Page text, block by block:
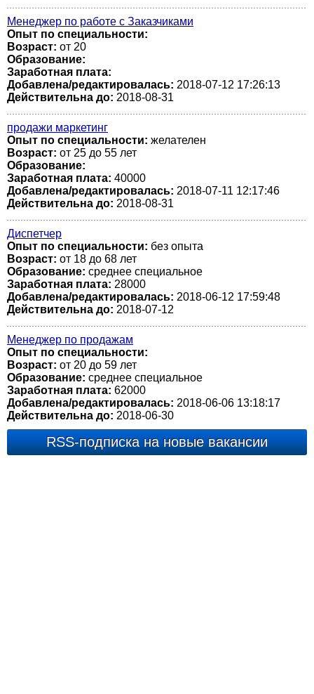
Менеджер по работе с Заказчиками
Опыт по специальности:
Возраст: от 20
Образование:
Заработная плата:
Добавлена/редактировалась: 2018-07-12 17:26:13
Действительна до: 2018-08-31
продажи маркетинг
Опыт по специальности: желателен
Возраст: от 25 до 55 лет
Образование:
Заработная плата: 40000
Добавлена/редактировалась: 2018-07-11 12:17:46
Действительна до: 2018-08-31
Диспетчер
Опыт по специальности: без опыта
Возраст: от 18 до 68 лет
Образование: среднее специальное
Заработная плата: 28000
Добавлена/редактировалась: 2018-06-12 17:59:48
Действительна до: 2018-07-12
Менеджер по продажам
Опыт по специальности:
Возраст: от 20 до 59 лет
Образование: среднее специальное
Заработная плата: 62000
Добавлена/редактировалась: 2018-06-06 13:18:17
Действительна до: 2018-06-30
RSS-подписка на новые вакансии